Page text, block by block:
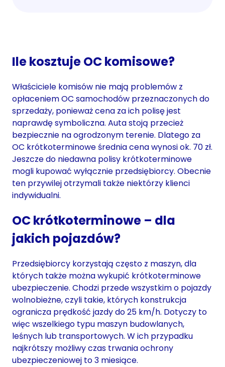
Ile kosztuje OC komisowe?
Właściciele komisów nie mają problemów z
opłaceniem OC samochodów przeznaczonych do
sprzedaży, ponieważ cena za ich polisę jest
naprawdę symboliczna. Auta stoją przecież
bezpiecznie na ogrodzonym terenie. Dlatego za
OC krótkoterminowe średnia cena wynosi ok. 70 zł.
Jeszcze do niedawna polisy krótkoterminowe
mogli kupować wyłącznie przedsiębiorcy. Obecnie
ten przywilej otrzymali także niektórzy klienci
indywidualni.
OC krótkoterminowe – dla
jakich pojazdów?
Przedsiębiorcy korzystają często z maszyn, dla
których także można wykupić krótkoterminowe
ubezpieczenie. Chodzi przede wszystkim o pojazdy
wolnobieżne, czyli takie, których konstrukcja
ogranicza prędkość jazdy do 25 km/h. Dotyczy to
więc wszelkiego typu maszyn budowlanych,
leśnych lub transportowych. W ich przypadku
najkrótszy możliwy czas trwania ochrony
ubezpieczeniowej to 3 miesiące.